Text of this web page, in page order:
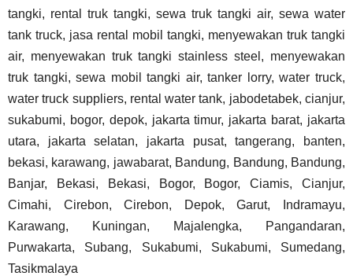
tangki, rental truk tangki, sewa truk tangki air, sewa water
tank truck, jasa rental mobil tangki, menyewakan truk tangki
air, menyewakan truk tangki stainless steel, menyewakan
truk tangki, sewa mobil tangki air, tanker lorry, water truck,
water truck suppliers, rental water tank, jabodetabek, cianjur,
sukabumi, bogor, depok, jakarta timur, jakarta barat, jakarta
utara, jakarta selatan, jakarta pusat, tangerang, banten,
bekasi, karawang, jawabarat, Bandung, Bandung, Bandung,
Banjar, Bekasi, Bekasi, Bogor, Bogor, Ciamis, Cianjur,
Cimahi, Cirebon, Cirebon, Depok, Garut, Indramayu,
Karawang, Kuningan, Majalengka, Pangandaran,
Purwakarta, Subang, Sukabumi, Sukabumi, Sumedang,
Tasikmalaya